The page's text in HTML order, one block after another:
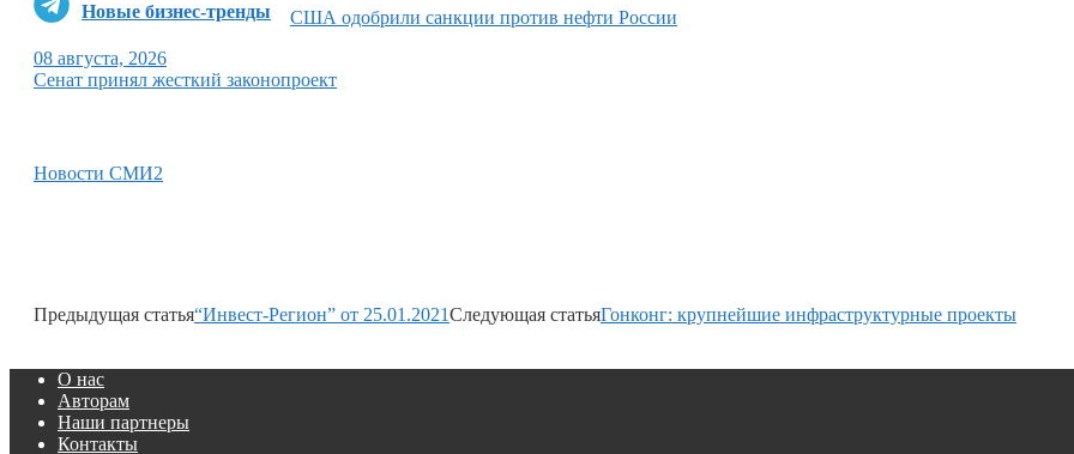
Новые бизнес-тренды
США одобрили санкции против нефти России
08 августа, 2026
Сенат принял жесткий законопроект
Новости СМИ2
Предыдущая статья“Инвест-Регион” от 25.01.2021Следующая статьяГонконг: крупнейшие инфраструктурные проекты
О нас
Авторам
Наши партнеры
Контакты